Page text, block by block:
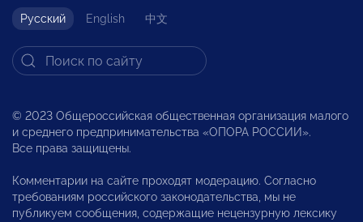
Русский English 中文
© 2023 Общероссийская общественная организация малого
и среднего предпринимательства «ОПОРА РОССИИ».
Все права защищены.
Комментарии на сайте проходят модерацию. Согласно
требованиям российского законодательства, мы не
публикуем сообщения, содержащие нецензурную лексику